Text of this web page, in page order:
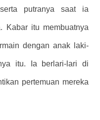
putranya saat ia
Kabar itu membuatnya
dengan anak laki-
itu. Ia berlari-lari di
pertemuan mereka